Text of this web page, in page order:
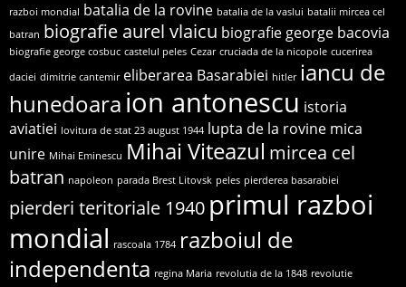
razboi mondial batalia de la rovine batalia de la vaslui batalii mircea cel
batran biografie aurel vlaicu biografie george bacovia
biografie george cosbuc castelul peles Cezar cruciada de la nicopole cucerirea
daciei dimitrie cantemir eliberarea Basarabiei hitler iancu de
hunedoara ion antonescu istoria
aviatiei lovitura de stat 23 august 1944 lupta de la rovine mica
unire Mihai Eminescu Mihai Viteazul mircea cel
batran napoleon parada Brest Litovsk peles pierderea basarabiei
pierderi teritoriale 1940 primul razboi
mondial rascoala 1784 razboiul de
independenta regina Maria revolutia de la 1848 revolutie